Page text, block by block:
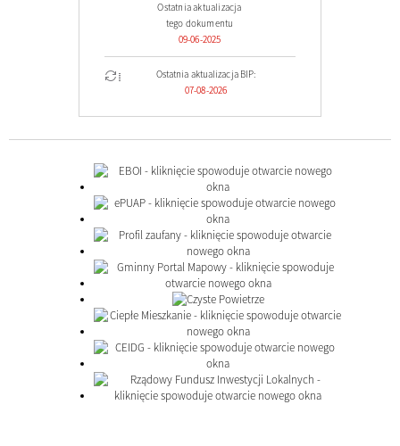
Ostatnia aktualizacja
tego dokumentu
09-06-2025
Ostatnia aktualizacja BIP:
07-08-2026